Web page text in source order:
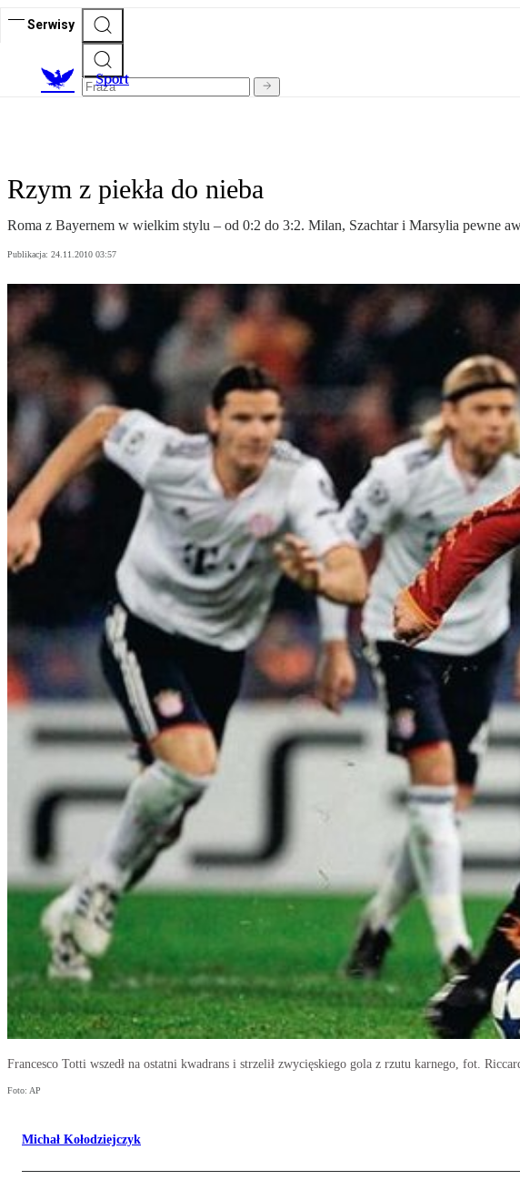
Serwisy
Sport
Rzym z piekła do nieba
Roma z Bayernem w wielkim stylu – od 0:2 do 3:2. Milan, Szachtar i Marsylia pewne
Publikacja: 24.11.2010 03:57
Francesco Totti wszedł na ostatni kwadrans i strzelił zwycięskiego gola z rzutu karnego, fot.
Foto: AP
Michał Kołodziejczyk